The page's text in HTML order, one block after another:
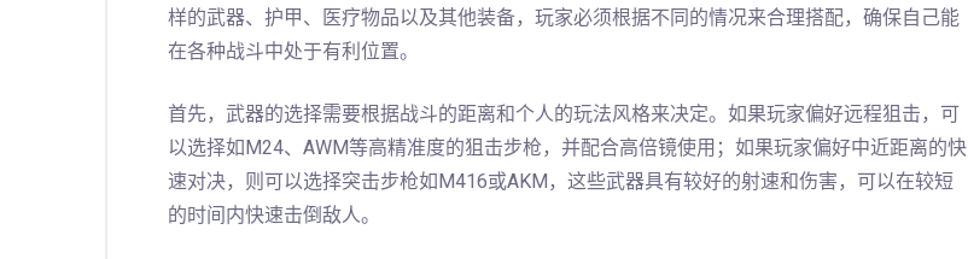
样的武器、护甲、医疗物品以及其他装备，玩家必须根据不同的情况来合理搭配，确保自己能
在各种战斗中处于有利位置。
首先，武器的选择需要根据战斗的距离和个人的玩法风格来决定。如果玩家偏好远程狙击，可
以选择如M24、AWM等高精准度的狙击步枪，并配合高倍镜使用；如果玩家偏好中近距离的快
速对决，则可以选择突击步枪如M416或AKM，这些武器具有较好的射速和伤害，可以在较短
的时间内快速击倒敌人。